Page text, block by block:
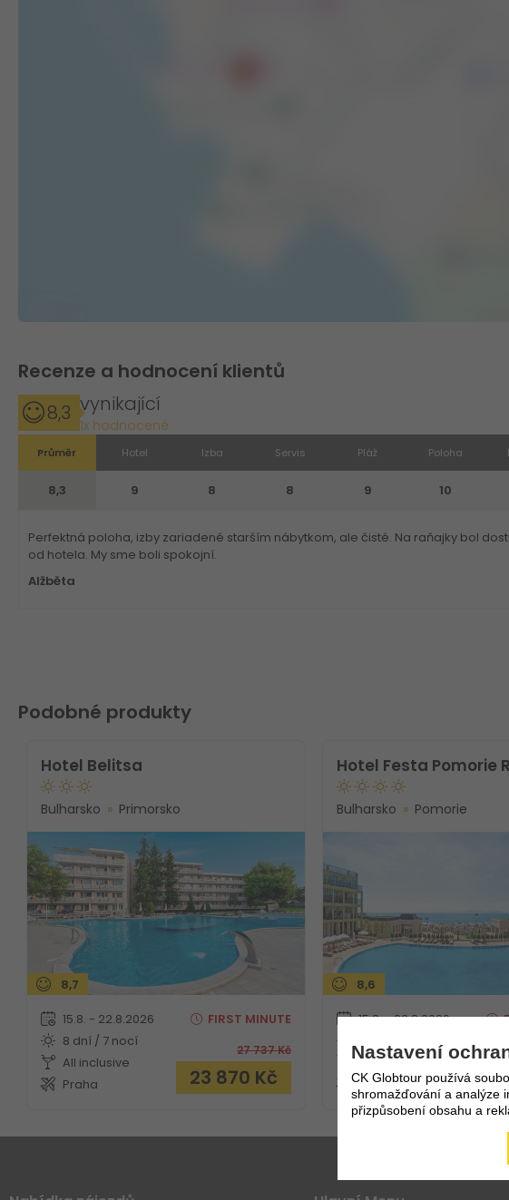
Recenze a hodnocení klientů
8,3 vynikající
1x hodnocené
Průměr
8,3
Hotel
9
Izba
8
Servis
8
Pláž
9
Poloha
10
Perfektná poloha, izby zariadené starším nábytkom, ale čisté. Na raňajky bol
od hotela. My sme boli spokojní.
Alžběta
Podobné produkty
Hotel Belitsa
Bulharsko Primorsko
8,7
15.8. - 22.8.2026
8 dní / 7 nocí
All inclusive
Praha
FIRST MINUTE
27 737Kč
23 870 Kč
Hotel Festa Pomorie
Bulharsko Pomorie
8,6
15.8. - 22.8.2026
Bez stravování
Praha
Nastavení
CK Globtour používá
shromažďování a analýze
přizpůsobení obsahu a